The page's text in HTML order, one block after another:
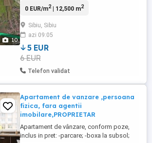
10
mp In spate la fosta ferma de gaini,
depozite Pret 14 eur mp -960 mp teren
Sibiu in zona Viile Sibiului, pe partea
dreapta, lângă centura de coborâre ...
0 EUR/m2| 12,500 m2
Sibiu, Sibiu
azi 09:05
5 EUR
6 EUR
Telefon validat
Apartament de vanzare ,persoana
fizica, fara agentii
imobilare,PROPRIETAR
Apartament de vânzare, conform poze,
inclus in pret: -parcare; -boxa la subsol;